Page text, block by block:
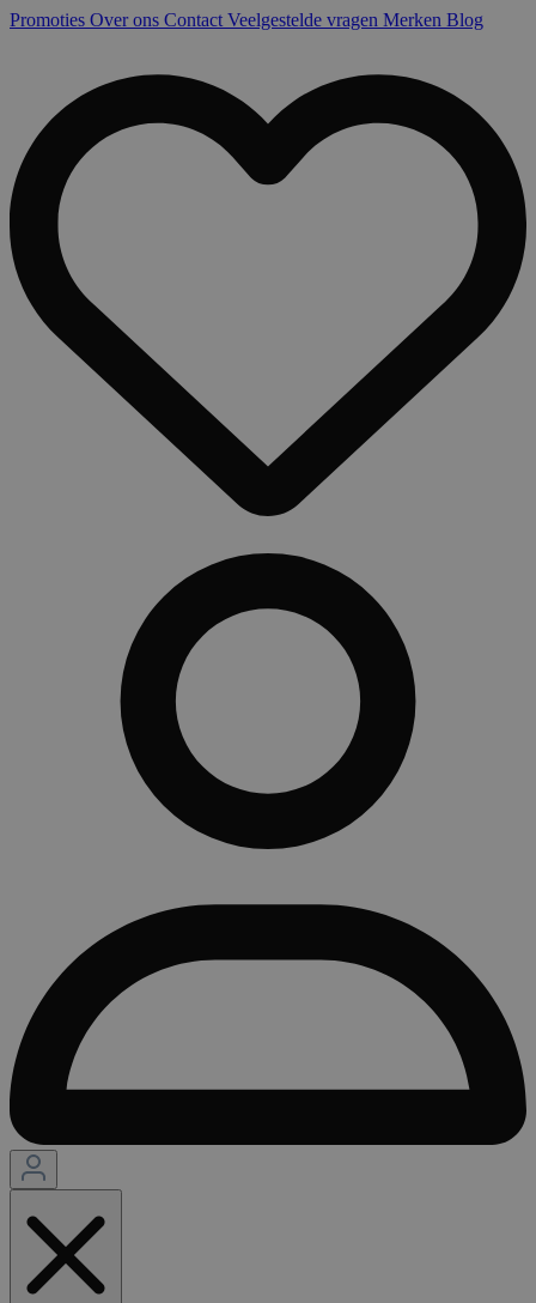
Promoties Over ons Contact Veelgestelde vragen Merken Blog